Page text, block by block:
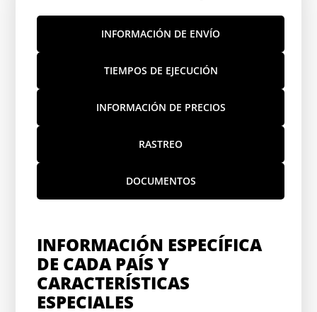
INFORMACIÓN DE ENVÍO
TIEMPOS DE EJECUCIÓN
INFORMACIÓN DE PRECIOS
RASTREO
DOCUMENTOS
INFORMACIÓN ESPECÍFICA
DE CADA PAÍS Y
CARACTERÍSTICAS
ESPECIALES